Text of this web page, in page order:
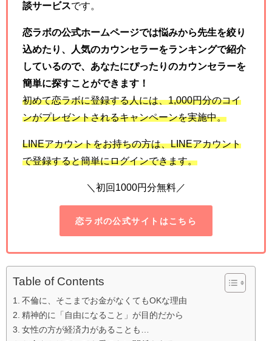
談サービスです。
恋ラボの公式ホームページでは悩みから先生を絞り
込めたり、人気のカウンセラーをランキングで紹介
しているので、あなたにぴったりのカウンセラーを
簡単に探すことができます！
初めて恋ラボに登録する人には、1,000円分のコイ
ンがプレゼントされるキャンペーンを実施中。
LINEアカウントをお持ちの方は、LINEアカウント
で登録すると簡単にログインできます。
＼初回1000円分無料／
恋ラボの公式サイトはこちら
Table of Contents
不倫に、そこまでお金がなくてもOKな理由
精神的に「自由になること」が目的だから
女性の方が経済力があることも…